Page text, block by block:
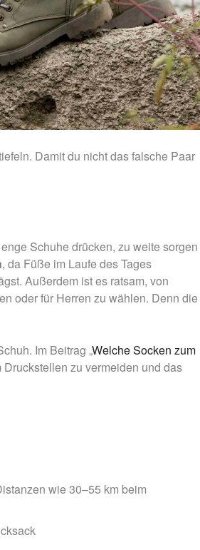
Damit du nicht das falsche Paar
Schuhe drücken, zu weite sorgen
, da Füße im Laufe des Tages
Außerdem ist es ratsam, von
oder für Herren zu wählen. Denn die
Im Beitrag „Welche Socken zum
zu vermeiden und das
wie 30–55 km beim